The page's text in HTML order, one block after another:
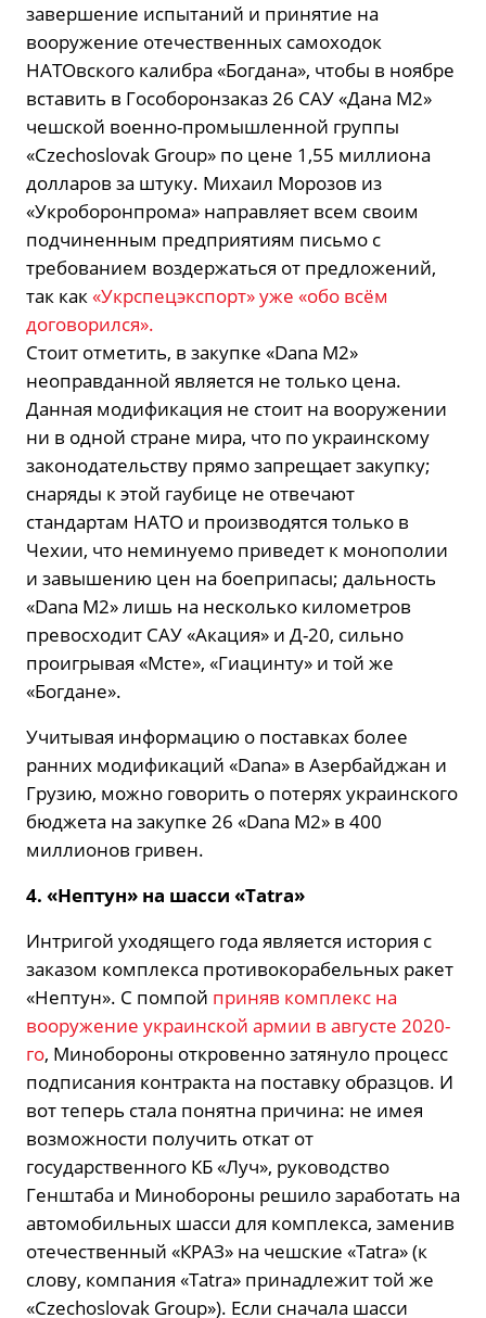
завершение испытаний и принятие на
вооружение отечественных самоходок
НАТОвского калибра «Богдана», чтобы в ноябре
вставить в Гособоронзаказ 26 САУ «Дана М2»
чешской военно-промышленной группы
«Czechoslovak Group» по цене 1,55 миллиона
долларов за штуку. Михаил Морозов из
«Укроборонпрома» направляет всем своим
подчиненным предприятиям письмо с
требованием воздержаться от предложений,
так как«Укрспецэкспорт» уже «обо всём
договорился».
Стоит отметить, в закупке «Dana M2»
неоправданной является не только цена.
Данная модификация не стоит на вооружении
ни в одной стране мира, что по украинскому
законодательству прямо запрещает закупку;
снаряды к этой гаубице не отвечают
стандартам НАТО и производятся только в
Чехии, что неминуемо приведет к монополии
и завышению цен на боеприпасы; дальность
«Dana M2» лишь на несколько километров
превосходит САУ «Акация» и Д-20, сильно
проигрывая «Мсте», «Гиацинту» и той же
«Богдане».
Учитывая информацию о поставках более
ранних модификаций «Dana» в Азербайджан и
Грузию, можно говорить о потерях украинского
бюджета на закупке 26 «Dana M2» в 400
миллионов гривен.
4. «Нептун» на шасси «Tatra»
Интригой уходящего года является история с
заказом комплекса противокорабельных ракет
«Нептун». С помпой приняв комплекс на
вооружение украинской армии в августе 2020-
го, Минобороны откровенно затянуло процесс
подписания контракта на поставку образцов. И
вот теперь стала понятна причина: не имея
возможности получить откат от
государственного КБ «Луч», руководство
Генштаба и Минобороны решило заработать на
автомобильных шасси для комплекса, заменив
отечественный «КРАЗ» на чешские «Tatra» (к
слову, компания «Tatra» принадлежит той же
«Czechoslovak Group»). Если сначала шасси